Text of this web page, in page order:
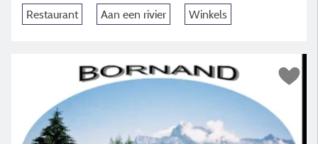
Restaurant Aan een rivier Winkels